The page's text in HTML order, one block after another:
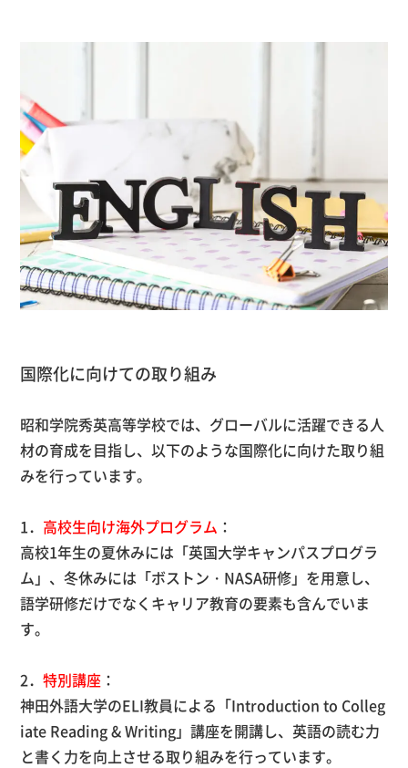
国際化に向けての取り組み
昭和学院秀英高等学校では、グローバルに活躍できる人
材の育成を目指し、以下のような国際化に向けた取り組
みを行っています。
1． 高校生向け海外プログラム ：
高校1年生の夏休みには「英国大学キャンパスプログラ
ム」、冬休みには「ボストン・NASA研修」を用意し、
語学研修だけでなくキャリア教育の要素も含んでいま
す。
2．特別講座 ：
神田外語大学のELI教員による「Introduction to Colleg
iate Reading & Writing」講座を開講し、英語の読む力
と書く力を向上させる取り組みを行っています。